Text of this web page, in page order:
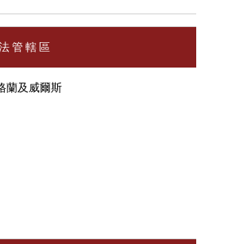
管 轄 區
蘭及威爾斯